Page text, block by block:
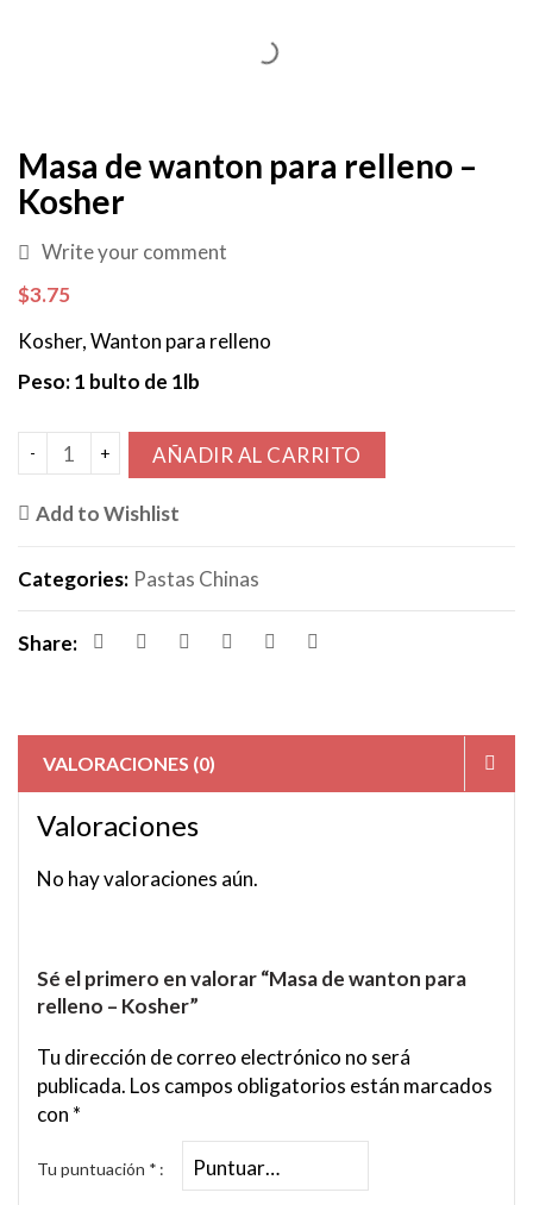
Masa de wanton para relleno –
Kosher
Write your comment
$3.75
Kosher, Wanton para relleno
Peso: 1 bulto de 1lb
AÑADIR AL CARRITO
Add to Wishlist
Categories: Pastas Chinas
Share:
VALORACIONES (0)
Valoraciones
No hay valoraciones aún.
Sé el primero en valorar “Masa de wanton para
relleno – Kosher”
Tu dirección de correo electrónico no será
publicada. Los campos obligatorios están marcados
con *
Tu puntuación *